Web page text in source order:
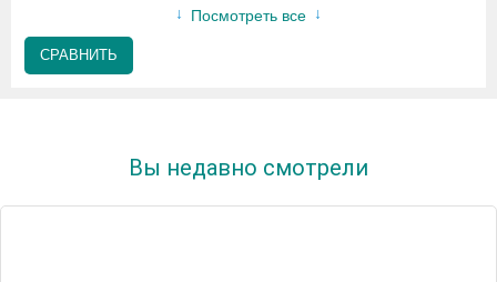
Посмотреть все
СРАВНИТЬ
Вы недавно смотрели